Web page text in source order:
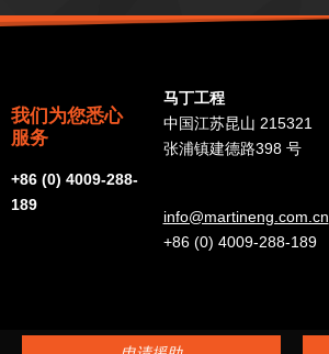
我们为您悉心
服务
+86 (0) 4009-288-
189
马丁工程
中国江苏昆山 215321
张浦镇建德路398 号
info@martineng.com.cn
+86 (0) 4009-288-189